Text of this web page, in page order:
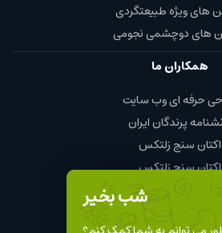
شب بخیر
های ویژه طبیعتگردی
های دوچشمی نجومی
همکاران ما
حرفه ای وب سایت
پرندگان ایران
اکتان سنج زلتکس
اکتان سنج زلتکس
چای و قهوه محمود